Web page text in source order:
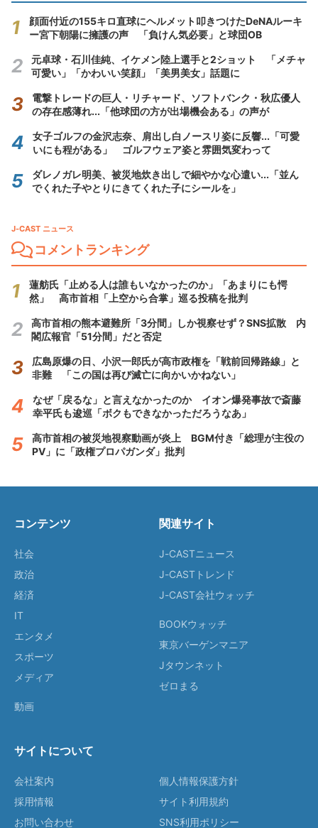
顔面付近の155キロ直球にヘルメット叩きつけたDeNAルーキ
ー宮下朝陽に擁護の声 「負けん気必要」と球団OB
元卓球・石川佳純、イケメン陸上選手と2ショット 「メチャ
可愛い」「かわいい笑顔」「美男美女」話題に
電撃トレードの巨人・リチャード、ソフトバンク・秋広優人
の存在感薄れ...「他球団の方が出場機会ある」の声が
女子ゴルフの金沢志奈、肩出し白ノースリ姿に反響...「可愛
いにも程がある」 ゴルフウェア姿と雰囲気変わって
ダレノガレ明美、被災地炊き出しで細やかな心遣い...「並ん
でくれた子やとりにきてくれた子にシールを」
J-CAST ニュース
コメントランキング
蓮舫氏「止める人は誰もいなかったのか」「あまりにも愕
然」 高市首相「上空から合掌」巡る投稿を批判
高市首相の熊本避難所「3分間」しか視察せず？SNS拡散 内
閣広報官「51分間」だと否定
広島原爆の日、小沢一郎氏が高市政権を「戦前回帰路線」と
非難 「この国は再び滅亡に向かいかねない」
なぜ「戻るな」と言えなかったのか イオン爆発事故で斎藤
幸平氏も逡巡「ボクもできなかっただろうなあ」
高市首相の被災地視察動画が炎上 BGM付き「総理が主役の
PV」に「政権プロパガンダ」批判
コンテンツ
社会
政治
経済
IT
エンタメ
スポーツ
メディア
動画
関連サイト
J-CASTニュース
J-CASTトレンド
J-CAST会社ウォッチ
BOOKウォッチ
東京バーゲンマニア
Jタウンネット
ゼロまる
サイトについて
会社案内
採用情報
お問い合わせ
個人情報保護方針
サイト利用規約
SNS利用ポリシー